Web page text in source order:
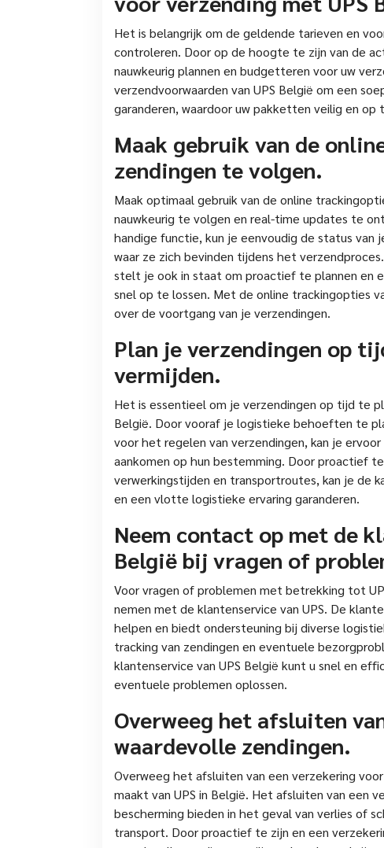
Het is belangrijk om de geldende tarieven en
controleren. Door op de hoogte te zijn van de
nauwkeurig plannen en budgetteren voor uw
verzendvoorwaarden van UPS België om een
garanderen, waardoor uw pakketten veilig en op
Maak gebruik van de
zendingen te volgen.
Maak optimaal gebruik van de online
nauwkeurig te volgen en real-time updates te
handige functie, kun je eenvoudig de status
waar ze zich bevinden tijdens het
stelt je ook in staat om proactief te plannen en
snel op te lossen. Met de online trackingopties
over de voortgang van je verzendingen.
Plan je verzendingen op
vermijden.
Het is essentieel om je verzendingen op tijd te
België. Door vooraf je logistieke behoeften te
voor het regelen van verzendingen, kan je
aankomen op hun bestemming. Door proactief
verwerkingstijden en transportroutes, kan je de
en een vlotte logistieke ervaring garanderen.
Neem contact op met de
België bij vragen of
Voor vragen of problemen met betrekking tot
nemen met de klantenservice van UPS. De
helpen en biedt ondersteuning bij diverse
tracking van zendingen en eventuele
klantenservice van UPS België kunt u snel en
eventuele problemen oplossen.
Overweeg het afsluiten
waardevolle zendingen.
Overweeg het afsluiten van een verzekering
maakt van UPS in België. Het afsluiten van een
bescherming bieden in het geval van verlies of
transport. Door proactief te zijn en een